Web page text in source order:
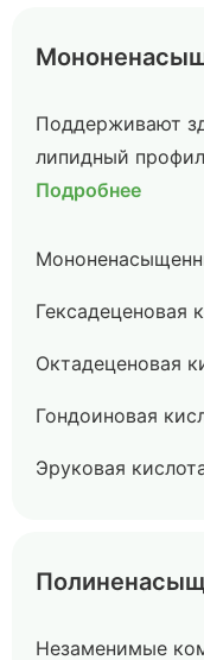
Поддерживают
липидный
Подробнее
Гексадеценовая
Октадеценовая
Гондоиновая
Эруковая
Незаменимые